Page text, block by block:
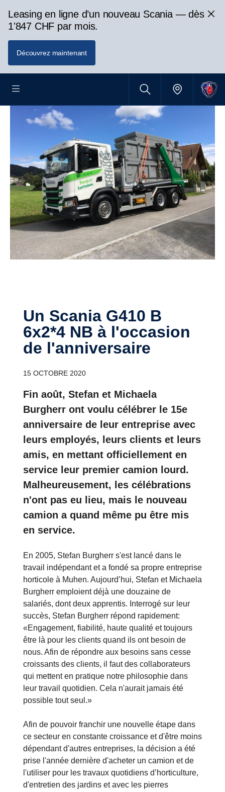
Leasing en ligne d’un nouveau Scania — dès
1'847 CHF par mois.
Découvrez maintenant
Un Scania G410 B
6x2*4 NB à l'occasion
de l'anniversaire
15 OCTOBRE 2020
Fin août, Stefan et Michaela
Burgherr ont voulu célébrer le 15e
anniversaire de leur entreprise avec
leurs employés, leurs clients et leurs
amis, en mettant officiellement en
service leur premier camion lourd.
Malheureusement, les célébrations
n'ont pas eu lieu, mais le nouveau
camion a quand même pu être mis
en service.
En 2005, Stefan Burgherr s'est lancé dans le
travail indépendant et a fondé sa propre entreprise
horticole à Muhen. Aujourd’hui, Stefan et Michaela
Burgherr emploient déjà une douzaine de
salariés, dont deux apprentis. Interrogé sur leur
succès, Stefan Burgherr répond rapidement:
«Engagement, fiabilité, haute qualité et toujours
être là pour les clients quand ils ont besoin de
nous. Afin de répondre aux besoins sans cesse
croissants des clients, il faut des collaborateurs
qui mettent en pratique notre philosophie dans
leur travail quotidien. Cela n'aurait jamais été
possible tout seul.»
Afin de pouvoir franchir une nouvelle étape dans
ce secteur en constante croissance et d'être moins
dépendant d'autres entreprises, la décision a été
prise l'année dernière d'acheter un camion et de
l'utiliser pour les travaux quotidiens d’horticulture,
d'entretien des jardins et avec les pierres